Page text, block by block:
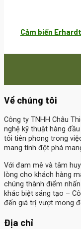
Cảm biến
Về chúng tôi
Công ty TNHH Châu
nghệ kỹ thuật hàng
tôi tiên phong trong
mang tính đột phá
Với đam mê và tâm
lòng cho khách hàng
chúng thành điểm
khác biệt sáng tạo –
đến giá trị vượt mong
Địa chỉ